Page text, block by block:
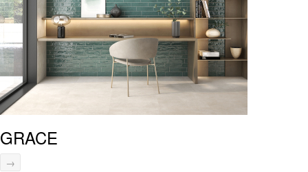
GRACE
→